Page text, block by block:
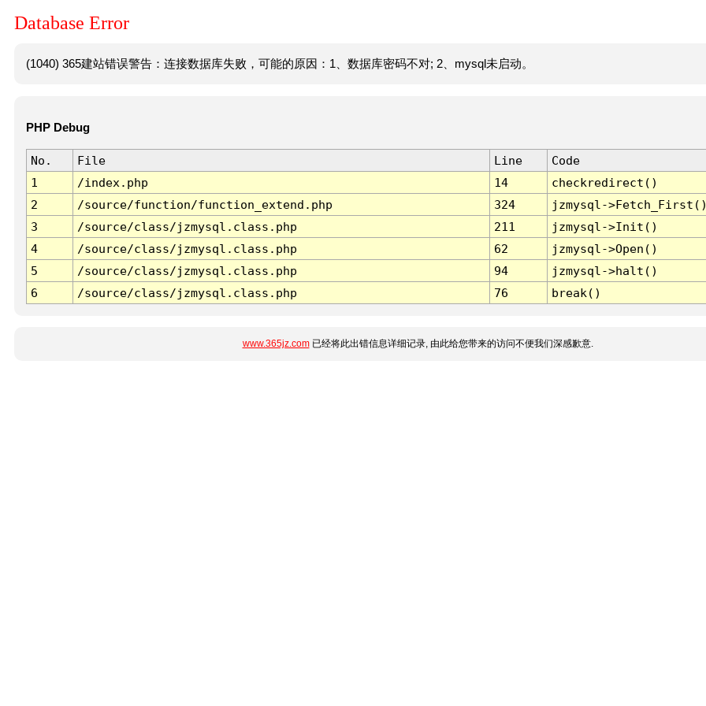
Database Error
(1040) 365建站错误警告：连接数据库失败，可能的原因：1、数据库密码不对; 2、mysql未启动。
PHP Debug
No. File Line
Code
1
/index.php 14
checkredirect()
2
/source/function/function_extend.php 324
jzmysql-
3
/source/class/jzmysql.class.php 211
jzmysql->Init()
4
/source/class/jzmysql.class.php 62
jzmysql->Open()
5
/source/class/jzmysql.class.php 94
jzmysql->halt()
6
/source/class/jzmysql.class.php 76 break()
www.365jz.com已经将此出错信息详细记录, 由此给您带来的访问不便我们深感歉意.